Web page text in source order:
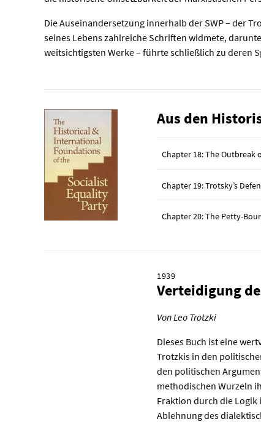
Die Auseinandersetzung innerhalb der SWP – der
seines Lebens zahlreiche Schriften widmete,
weitsichtigsten Werke – führte schließlich zu deren
Aus den
Chapter 18: The Outbreak
Chapter 19: Trotsky’s
Chapter 20: The Petty-
1939
Verteidigung
Von Leo Trotzki
Dieses Buch ist eine
Trotzkis in den
den politischen
methodischen Wurzeln
Fraktion durch die
Ablehnung des